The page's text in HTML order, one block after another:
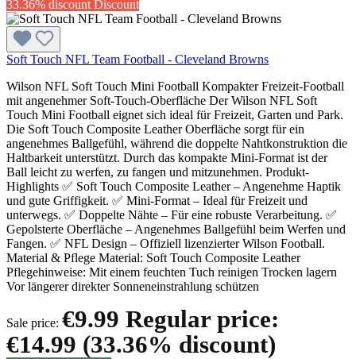
33.36% discount Discount
Soft Touch NFL Team Football - Cleveland Browns
Wilson NFL Soft Touch Mini Football Kompakter Freizeit-Football
mit angenehmer Soft-Touch-Oberfläche Der Wilson NFL Soft
Touch Mini Football eignet sich ideal für Freizeit, Garten und Park.
Die Soft Touch Composite Leather Oberfläche sorgt für ein
angenehmes Ballgefühl, während die doppelte Nahtkonstruktion die
Haltbarkeit unterstützt. Durch das kompakte Mini-Format ist der
Ball leicht zu werfen, zu fangen und mitzunehmen. Produkt-
Highlights ✅ Soft Touch Composite Leather – Angenehme Haptik
und gute Griffigkeit. ✅ Mini-Format – Ideal für Freizeit und
unterwegs. ✅ Doppelte Nähte – Für eine robuste Verarbeitung. ✅
Gepolsterte Oberfläche – Angenehmes Ballgefühl beim Werfen und
Fangen. ✅ NFL Design – Offiziell lizenzierter Wilson Football.
Material & Pflege Material: Soft Touch Composite Leather
Pflegehinweise: Mit einem feuchten Tuch reinigen Trocken lagern
Vor längerer direkter Sonneneinstrahlung schützen
Sale price: €9.99 Regular price:
€14.99 (33.36% discount)